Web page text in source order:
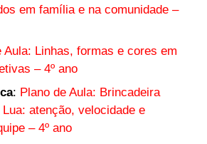
em família e na comunidade –
Aula: Linhas, formas e cores em
– 4º ano
: Plano de Aula: Brincadeira
atenção, velocidade e
– 4º ano